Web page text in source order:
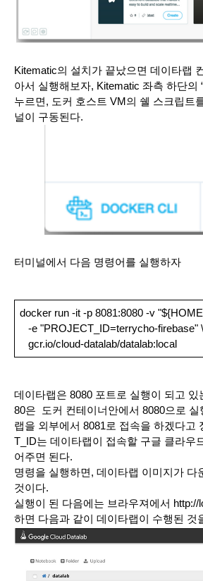
Kitematic의 설치가 끝났으면 데이타랩
아서 실행해보자, Kitematic 좌측 하단의
누르면, 도커 호스트 VM의 쉘 스크립트
널이 구동된다.
터미널에서 다음 명령어를 실행하자
docker run -it -p 8081:8080 -v
-e "PROJECT_ID=terrycho-firebase" \
gcr.io/cloud-datalab/datalab:local
데이타랩은 8080 포트로 실행이 되고 있
80은  도커 컨테이너안에서 8080으로
랩을 외부에서 8081로 접속을 하겠다고
T_ID는 데이타랩이 접속할 구글 클라우
어주면 된다.
명령을 실행하면, 데이타랩 이미지가 다
것이다.
실행이 된 다음에는 브라우져에서 http://
하면 다음과 같이 데이타랩이 수행된 것